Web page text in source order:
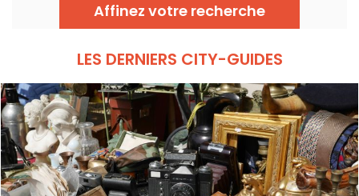
Affinez votre recherche
LES DERNIERS CITY-GUIDES